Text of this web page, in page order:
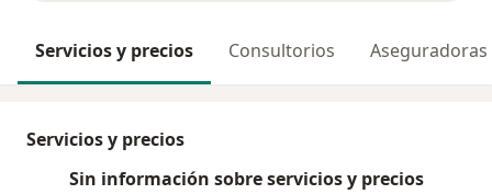
Servicios y precios Consultorios Aseguradoras
Servicios y precios
Sin información sobre servicios y precios